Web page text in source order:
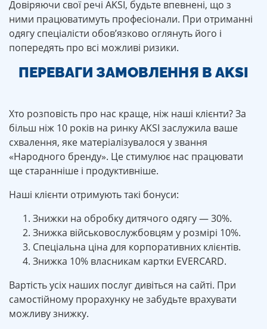
Довіряючи свої речі AKSI, будьте впевнені, що з
ними працюватимуть професіонали. При отриманні
одягу спеціалісти обов’язково оглянуть його і
попередять про всі можливі ризики.
ПЕРЕВАГИ ЗАМОВЛЕННЯ В AKSI
Хто розповість про нас краще, ніж наші клієнти? За
більш ніж 10 років на ринку AKSI заслужила ваше
схвалення, яке матеріалізувалося у звання
«Народного бренду». Це стимулює нас працювати
ще старанніше і продуктивніше.
Наші клієнти отримують такі бонуси:
Знижки на обробку дитячого одягу — 30%.
Знижка військовослужбовцям у розмірі 10%.
Спеціальна ціна для корпоративних клієнтів.
Знижка 10% власникам картки EVERCARD.
Вартість усіх наших послуг дивіться на сайті. При
самостійному прорахунку не забудьте врахувати
можливу знижку.